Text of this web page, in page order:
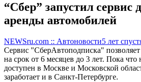
“Сбер” запустил сервис
аренды автомобилей
NEWSru.com :: Автоновости5 лет
Сервис "СберАвтоподписка"
на срок от 6 месяцев до 3 лет. Пока
доступен в Москве и Московской
заработает и в Санкт-Петербурге.